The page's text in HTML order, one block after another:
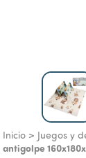
Inicio > Juegos y
antigolpe